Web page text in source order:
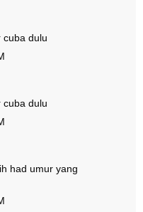
cuba dulu
cuba dulu
had umur yang